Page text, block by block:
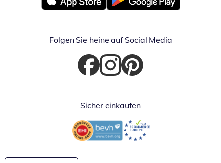
Öffnet in neuem FensterÖffnet in neuem Fenster
Folgen Sie heine auf Social Media
Öffnet in neuem Fenster
Öffnet in neuem Fenster
Öffnet in neuem Fenster
Sicher einkaufen
Öffnet in neuem FensterÖffnet in neuem Fenster